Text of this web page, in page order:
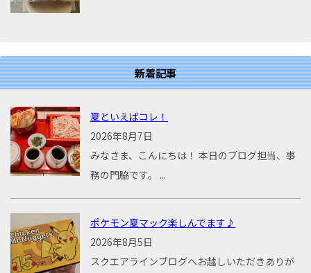
新着記事
夏といえばコレ！
2026年8月7日
みなさま、こんにちは！ 本日のブログ担当、事
務の門脇です。 ...
ポケモン夏マック楽しんでます♪
2026年8月5日
スクエアラインブログへお越しいただきありが